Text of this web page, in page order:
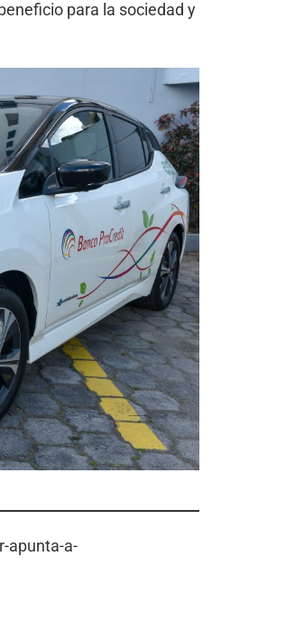
para la sociedad y
apunta-a-